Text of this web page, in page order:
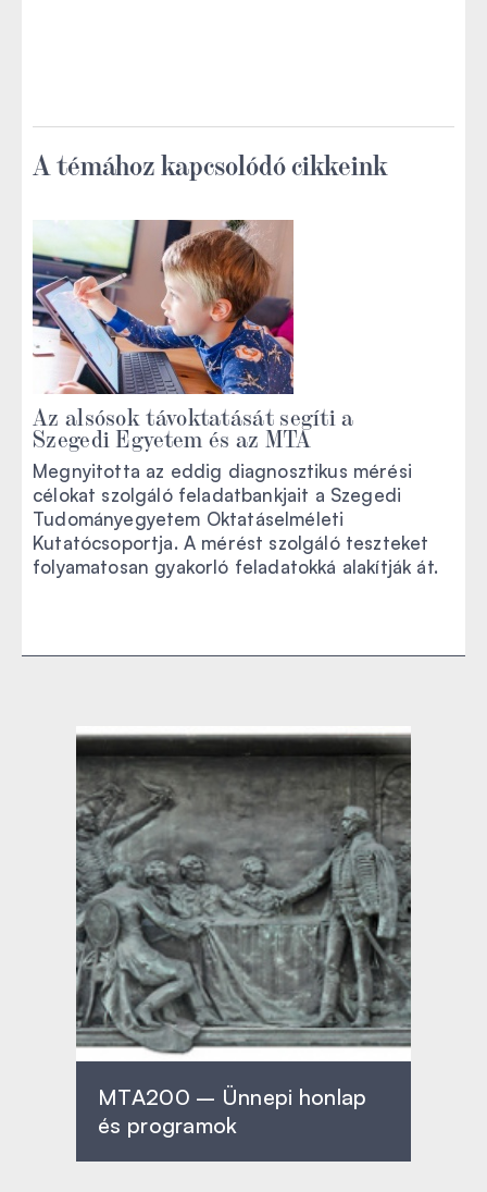
A témához kapcsolódó cikkeink
Az alsósok távoktatását segíti a
Szegedi Egyetem és az MTA
Megnyitotta az eddig diagnosztikus mérési
célokat szolgáló feladatbankjait a Szegedi
Tudományegyetem Oktatáselméleti
Kutatócsoportja. A mérést szolgáló teszteket
folyamatosan gyakorló feladatokká alakítják át.
MTA200 – Ünnepi honlap
és programok